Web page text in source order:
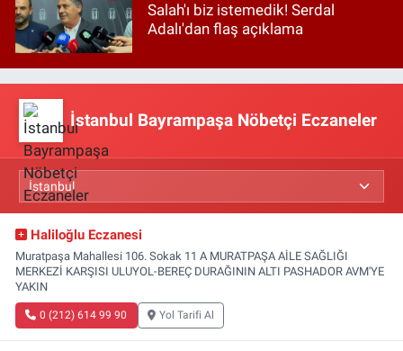
Salah'ı biz istemedik! Serdal
Adalı'dan flaş açıklama
İstanbul Bayrampaşa Nöbetçi Eczaneler
Haliloğlu Eczanesi
Muratpaşa Mahallesi 106. Sokak 11 A MURATPAŞA AİLE SAĞLIĞI
MERKEZİ KARŞISI ULUYOL-BEREÇ DURAĞININ ALTI PASHADOR AVM'YE
YAKIN
0 (212) 614 99 90 Yol Tarifi Al